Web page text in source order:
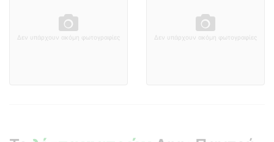
Δεν υπάρχουν ακόμη φωτογραφίες Δεν υπάρχουν ακόμη φωτογραφίες